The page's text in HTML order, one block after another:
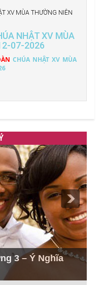
NHẬT XV MÙA
07-2026
CHÚA NHẬT XV MÙA
3 – Ý Nghĩa